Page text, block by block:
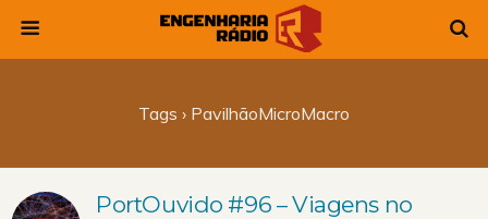
Tags › PavilhãoMicroMacro
PortOuvido #96 – Viagens no